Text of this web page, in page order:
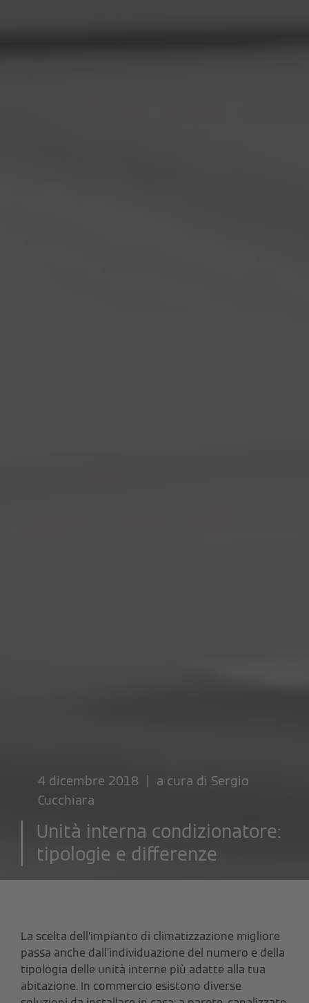
4 dicembre 2018 | a cura di Sergio
Cucchiara
Unità interna condizionatore:
tipologie e differenze
La scelta dell’impianto di climatizzazione migliore
passa anche dall’individuazione del numero e della
tipologia delle unità interne più adatte alla tua
abitazione. In commercio esistono diverse